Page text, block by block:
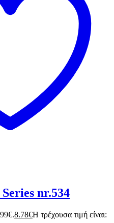
nr.534
8.78€Η τρέχουσα τιμή είναι: